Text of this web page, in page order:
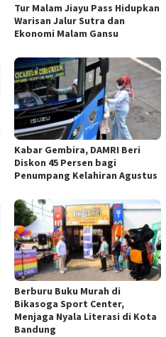
Tur Malam Jiayu Pass Hidupkan
Warisan Jalur Sutra dan
Ekonomi Malam Gansu
Kabar Gembira, DAMRI Beri
Diskon 45 Persen bagi
Penumpang Kelahiran Agustus
Berburu Buku Murah di
Bikasoga Sport Center,
Menjaga Nyala Literasi di Kota
Bandung